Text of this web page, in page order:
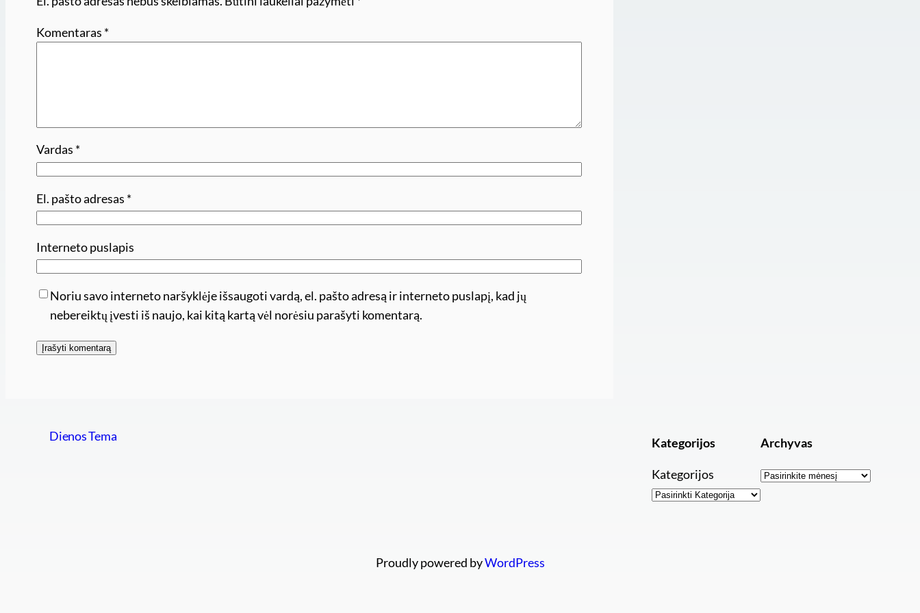
Komentaras *
Vardas *
El. pašto adresas *
Interneto puslapis
Noriu savo interneto naršyklėje išsaugoti vardą, el. pašto adresą ir interneto puslapį, kad jų
nebereiktų įvesti iš naujo, kai kitą kartą vėl norėsiu parašyti komentarą.
Dienos Tema Kategorijos
Kategorijos
Archyvas
Archyvai
Proudly powered byWordPress